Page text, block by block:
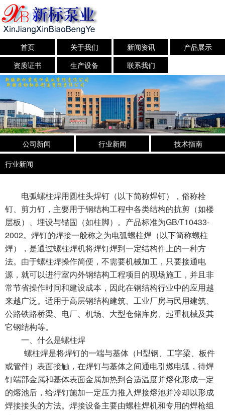
首页 关于我们 新闻资讯
产品展示
资质证书
生产设备 联系我们
公司新闻 行业新闻
技术指南
行业新闻
电弧螺柱焊用圆柱头焊钉（以下简称焊钉），俗称栓
钉、剪力钉，主要用于钢结构工程中各类结构的抗剪（如楼
层板）、埋设与锚固（如柱脚）。产品标准为GB/T10433-
2002。焊钉的焊接一般称之为电弧螺柱焊（以下简称螺柱
焊），是通过螺柱焊机将焊钉焊到一定结构件上的一种方
法。由于螺柱焊操作简便，不需要机械加工，只要接通电
源，就可以进行室内外钢结构工程项目的现场施工，并且非
常节省操作时间和建设成本，因此在钢结构行业中的应用越
来越广泛。适用于高层钢结构建筑、工业厂房与民用建筑、
公路铁路桥梁、电厂、机场、大型仓储库房、起重机械及其
它钢结构等。
一、什么是螺柱焊
螺柱焊是将焊钉的一端与基体（H型钢、工字梁、板件
或管件）表面接触，在焊钉与基体之间通电引燃电弧，待焊
钉端部金属和基体表面金属加热到合适温度并熔化形成一定
的熔池后，给焊钉施加一定压力推入焊接熔池并冷却以形成
焊接接头的方法。焊接设备主要由螺柱焊机和专用的焊枪组